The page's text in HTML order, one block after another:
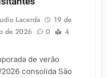
Lacerda
19 de
de 2026
0
4
de verão
consolida São